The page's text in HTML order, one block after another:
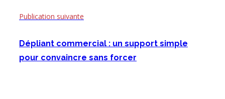
Publication suivante
Dépliant commercial : un support simple
pour convaincre sans forcer